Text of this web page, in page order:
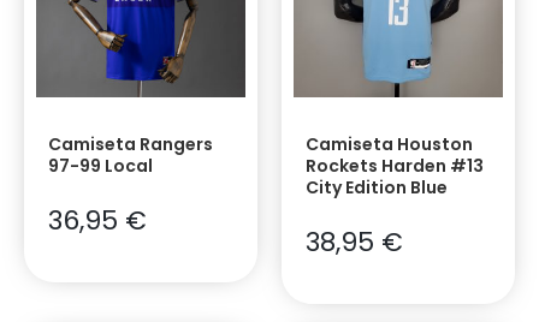
Camiseta Rangers
97-99 Local
36,95 €
Camiseta Houston
Rockets Harden #13
City Edition Blue
38,95 €